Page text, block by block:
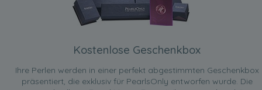
Kostenlose Geschenkbox
Ihre Perlen werden in einer perfekt abgestimmten Geschenkbox
präsentiert, die exklusiv für PearlsOnly entworfen wurde. Die